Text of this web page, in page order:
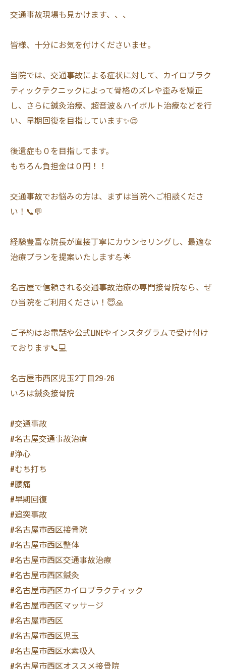
交通事故現場も見かけます、、、
皆様、十分にお気を付けくださいませ。
当院では、交通事故による症状に対して、カイロプラク
ティックテクニックによって骨格のズレや歪みを矯正
し、さらに鍼灸治療、超音波＆ハイボルト治療などを行
い、早期回復を目指しています✨😌
後遺症も０を目指してます。
もちろん負担金は０円！！
交通事故でお悩みの方は、まずは当院へご相談くださ
い！📞💬
経験豊富な院長が直接丁寧にカウンセリングし、最適な
治療プランを提案いたします💪🌟
名古屋で信頼される交通事故治療の専門接骨院なら、ぜ
ひ当院をご利用ください！😇🙏
ご予約はお電話や公式LINEやインスタグラムで受け付け
ております📞💻
名古屋市西区児玉2丁目29-26
いろは鍼灸接骨院
#交通事故
#名古屋交通事故治療
#浄心
#むち打ち
#腰痛
#早期回復
#追突事故
#名古屋市西区接骨院
#名古屋市西区整体
#名古屋市西区交通事故治療
#名古屋市西区鍼灸
#名古屋市西区カイロプラクティック
#名古屋市西区マッサージ
#名古屋市西区
#名古屋市西区児玉
#名古屋市西区水素吸入
#名古屋市西区オススメ接骨院